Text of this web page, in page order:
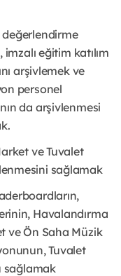
eğitim katılım
arşivlemek ve
personel
da arşivlenmesi
ve Tuvalet
sağlamak
Havalandırma
ve Ön Saha Müzik
Tuvalet
sağlamak